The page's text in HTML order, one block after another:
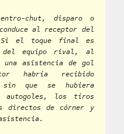
chut, disparo o
al receptor del
Si el toque final es
del equipo rival, al
asistencia de gol
habría recibido
sin que se hubiera
autogoles, los tiros
directos de córner y